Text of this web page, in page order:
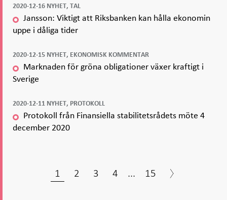
2020-12-16 NYHET, TAL
Jansson: Viktigt att Riksbanken kan hålla ekonomin
uppe i dåliga tider
2020-12-15 NYHET, EKONOMISK KOMMENTAR
Marknaden för gröna obligationer växer kraftigt i
Sverige
2020-12-11 NYHET, PROTOKOLL
Protokoll från Finansiella stabilitetsrådets möte 4
december 2020
1 2 3 4 ... 15